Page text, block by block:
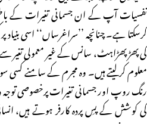
نفسیات آپ کے ان جسمانی تغیرات کے
کرسکتا ہے۔ چنانچہ ’’سراغرساں‘‘ اسی
کی پھڑپھڑاہٹ، سانس کے غیر معمولی
معلوم کرلیتے ہیں۔ وہ مجرم کے سامنے
رنگ روپ اور جسمانی تغیرات پرخصوصی
کی کوشش کے پسِ پردہ کارفر ہوتے ہیں،